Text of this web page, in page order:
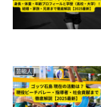
芸能人